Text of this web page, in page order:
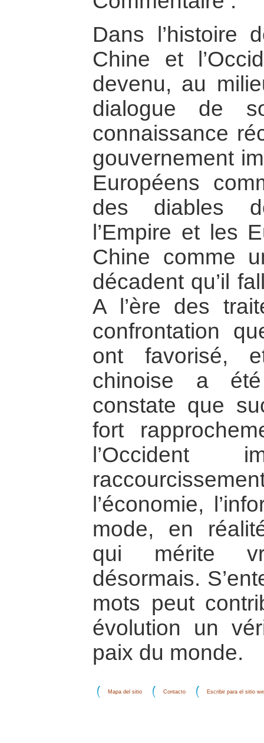
Dans l’histoire
Chine et
devenu, au
dialogue de
connaissance
gouvernement
Européens
des diables
l’Empire et les
Chine comme
décadent qu’il
A l’ère des
confrontation
ont favorisé,
chinoise a
constate que
fort
l’économie,
mode, en
qui mérite
désormais.
mots peut
évolution un
paix du monde.
Mapa del sitio Contacto Escribir para el sitio